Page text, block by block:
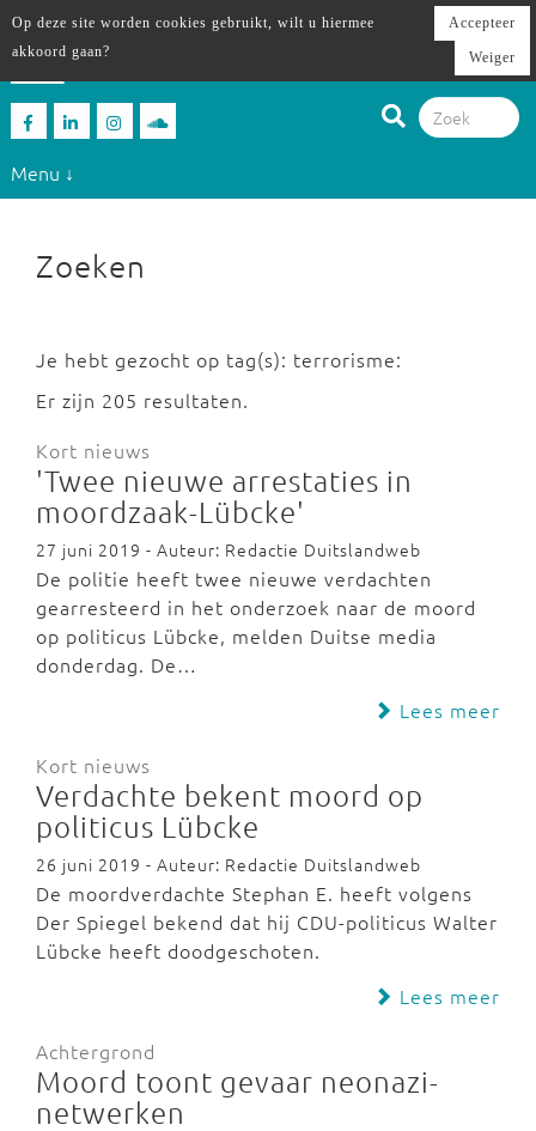
Menu ↓
Zoeken
Je hebt gezocht op tag(s): terrorisme:
Er zijn 205 resultaten.
Kort nieuws
'Twee nieuwe arrestaties in
moordzaak-Lübcke'
27 juni 2019 - Auteur: Redactie Duitslandweb
De politie heeft twee nieuwe verdachten
gearresteerd in het onderzoek naar de moord
op politicus Lübcke, melden Duitse media
donderdag. De…
Lees meer
Kort nieuws
Verdachte bekent moord op
politicus Lübcke
26 juni 2019 - Auteur: Redactie Duitslandweb
De moordverdachte Stephan E. heeft volgens
Der Spiegel bekend dat hij CDU-politicus Walter
Lübcke heeft doodgeschoten.
Lees meer
Achtergrond
Moord toont gevaar neonazi-
netwerken
Op deze site worden cookies gebruikt, wilt u hiermee
akkoord gaan?
Accepteer
Weiger